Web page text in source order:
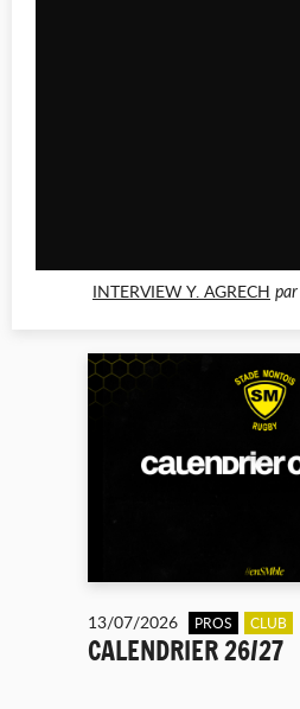
INTERVIEW Y. AGRECH par
13/07/2026 PROS CLUB
CALENDRIER 26/27